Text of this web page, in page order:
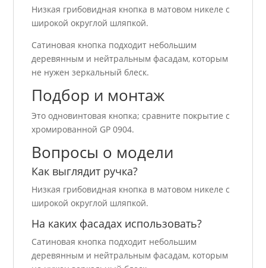
Низкая грибовидная кнопка в матовом никеле с
широкой округлой шляпкой.
Сатиновая кнопка подходит небольшим
деревянным и нейтральным фасадам, которым
не нужен зеркальный блеск.
Подбор и монтаж
Это одновинтовая кнопка; сравните покрытие с
хромированной GP 0904.
Вопросы о модели
Как выглядит ручка?
Низкая грибовидная кнопка в матовом никеле с
широкой округлой шляпкой.
На каких фасадах использовать?
Сатиновая кнопка подходит небольшим
деревянным и нейтральным фасадам, которым